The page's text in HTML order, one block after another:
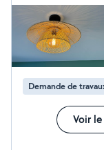
fiabilité et le respect des
Installation et
tableau électrique Éclairage intérieur et
Installation réseau
Travaux et conseils
pour des
Demande de
Voir